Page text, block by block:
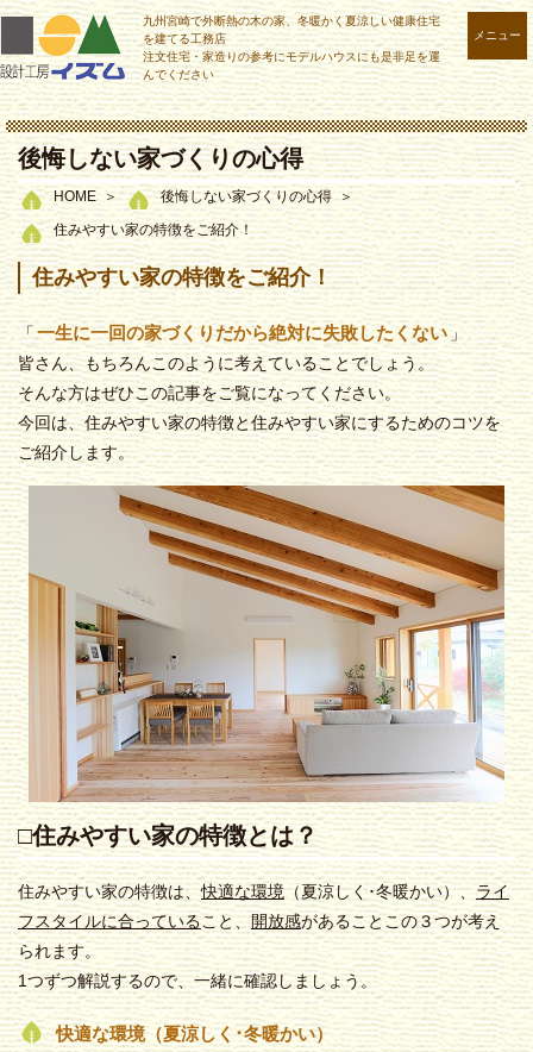
メニュー
九州宮崎で外断熱の木の家、冬暖かく夏涼しい健康住宅
を建てる工務店
注文住宅・家造りの参考にモデルハウスにも是非足を運
んでください
後悔しない家づくりの心得
HOME
後悔しない家づくりの心得
住みやすい家の特徴をご紹介！
住みやすい家の特徴をご紹介！
「一生に一回の家づくりだから絶対に失敗したくない」
皆さん、もちろんこのように考えていることでしょう。
そんな方はぜひこの記事をご覧になってください。
今回は、住みやすい家の特徴と住みやすい家にするためのコツを
ご紹介します。
□住みやすい家の特徴とは？
住みやすい家の特徴は、快適な環境（夏涼しく･冬暖かい）、ライ
フスタイルに合っていること、開放感があることこの３つが考え
られます。
1つずつ解説するので、一緒に確認しましょう。
快適な環境（夏涼しく･冬暖かい）